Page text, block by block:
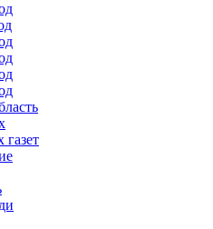
газет